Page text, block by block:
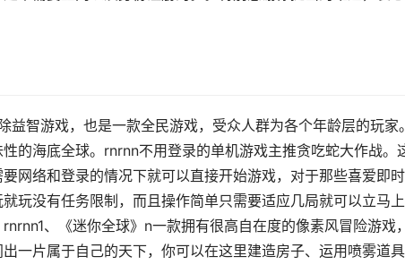
智游戏，也是一款全民游戏，受众人群为各个年龄层的玩家。
的海底全球。rnrnn不用登录的单机游戏主推贪吃蛇大作战。
网络和登录的情况下就可以直接开始游戏，对于那些喜爱即
玩没有任务限制，而且操作简单只需要适应几局就可以立马
、《迷你全球》n一款拥有很高自在度的像素风冒险游戏，
一片属于自己的天下，你可以在这里建造房子、运用喷雾道具